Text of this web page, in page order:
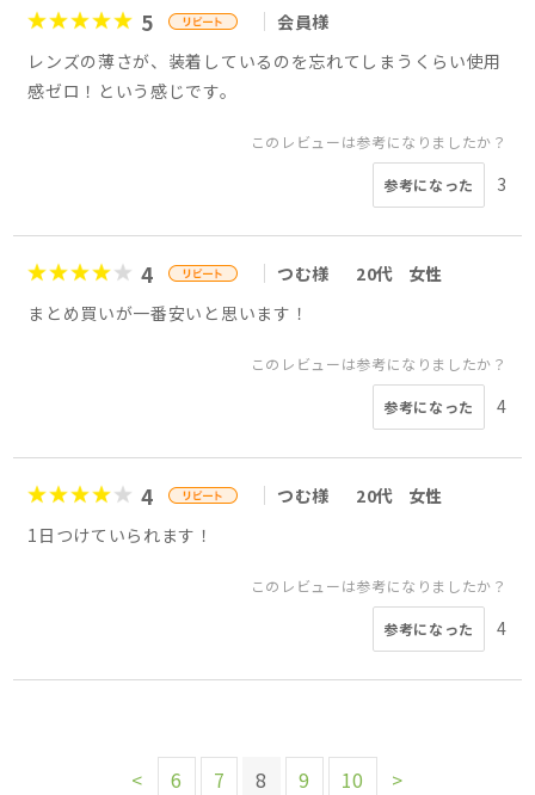
5
会員様
レンズの薄さが、装着しているのを忘れてしまうくらい使用
感ゼロ！という感じです。
このレビューは参考になりましたか？
参考になった 3
4 つむ様 20代
女性
まとめ買いが一番安いと思います！
このレビューは参考になりましたか？
参考になった 4
4 つむ様 20代
女性
1日つけていられます！
このレビューは参考になりましたか？
参考になった 4
< 6 7 8 9 10 >